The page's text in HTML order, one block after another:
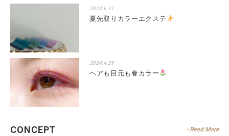
2024.6.11
夏先取りカラーエクステ
2024.4.29
ヘアも目元も春カラー
CONCEPT - Read More